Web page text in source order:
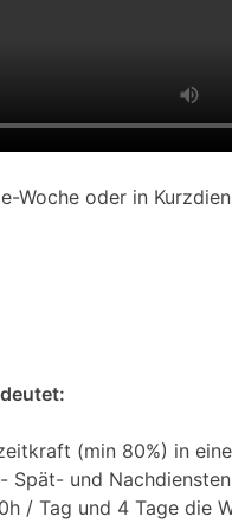
Woche oder in
(min 80%) in
Spät- und
/ Tag und 4 Tage die